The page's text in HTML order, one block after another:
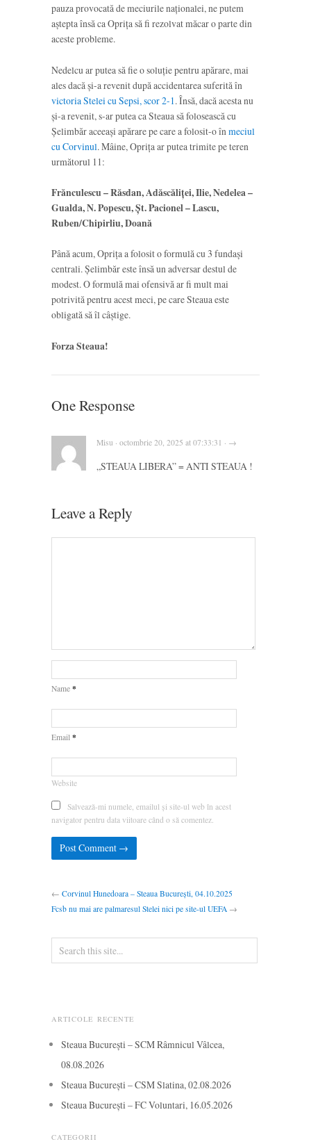
pauza provocată de meciurile naționalei, ne putem
aștepta însă ca Oprița să fi rezolvat măcar o parte din
aceste probleme.
Nedelcu ar putea să fie o soluție pentru apărare, mai
ales dacă și-a revenit după accidentarea suferită în
victoria Stelei cu Sepsi, scor 2-1. Însă, dacă acesta nu
și-a revenit, s-ar putea ca Steaua să folosească cu
Șelimbăr aceeași apărare pe care a folosit-o în meciul
cu Corvinul. Mâine, Oprița ar putea trimite pe teren
următorul 11:
Frănculescu – Răsdan, Adăscăliței, Ilie, Nedelea –
Gualda, N. Popescu, Șt. Pacionel – Lascu,
Ruben/Chipirliu, Doană
Până acum, Oprița a folosit o formulă cu 3 fundași
centrali. Șelimbăr este însă un adversar destul de
modest. O formulă mai ofensivă ar fi mult mai
potrivită pentru acest meci, pe care Steaua este
obligată să îl câștige.
Forza Steaua!
One Response
Misu · octombrie 20, 2025 at 07:33:31 · →
„STEAUA LIBERA” = ANTI STEAUA !
Leave a Reply
Name *
Email *
Website
Salvează-mi numele, emailul și site-ul web în acest
navigator pentru data viitoare când o să comentez.
← Corvinul Hunedoara – Steaua București, 04.10.2025
Fcsb nu mai are palmaresul Stelei nici pe site-ul UEFA →
ARTICOLE RECENTE
Steaua București – SCM Râmnicul Vâlcea,
08.08.2026
Steaua București – CSM Slatina, 02.08.2026
Steaua București – FC Voluntari, 16.05.2026
CATEGORII